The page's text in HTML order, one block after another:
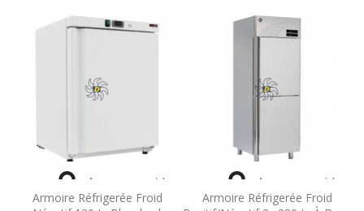
Armoire Réfrigerée Froid
 Aperçu rapide
Armoire Réfrigerée Froid
 Aperçu rapide